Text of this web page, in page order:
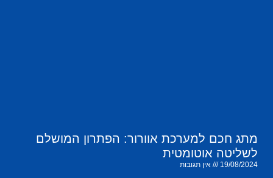
מתג חכם למערכת אוורור: הפתרון המושלם
לשליטה אוטומטית
19/08/2024 אין תגובות